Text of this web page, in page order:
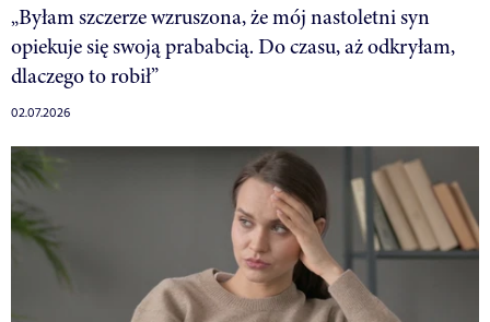
„Byłam szczerze wzruszona, że mój nastoletni syn
opiekuje się swoją prababcią. Do czasu, aż odkryłam,
dlaczego to robił”
02.07.2026